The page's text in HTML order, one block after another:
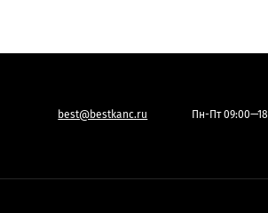
best@bestkanc.ru Пн-Пт